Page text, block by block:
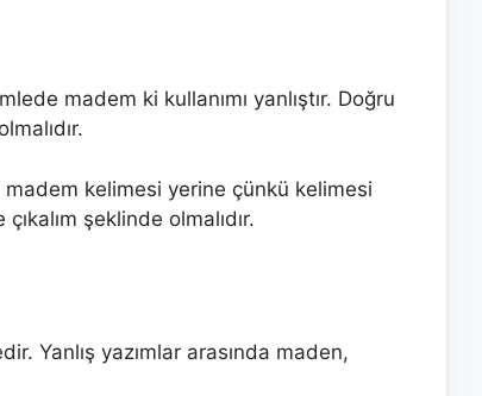
madem ki kullanımı yanlıştır. Doğru
kelimesi yerine çünkü kelimesi
şeklinde olmalıdır.
Yanlış yazımlar arasında maden,